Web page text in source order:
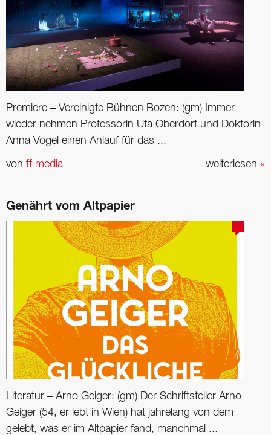
Premiere – Vereinigte Bühnen Bozen: (gm) Immer
wieder nehmen Professorin Uta Oberdorf und Doktorin
Anna Vogel einen Anlauf für das ...
weiterlesen »
von ff media
Genährt vom Altpapier
Literatur – Arno Geiger: (gm) Der Schriftsteller Arno
Geiger (54, er lebt in Wien) hat jahrelang von dem
gelebt, was er im Altpapier fand, manchmal ...